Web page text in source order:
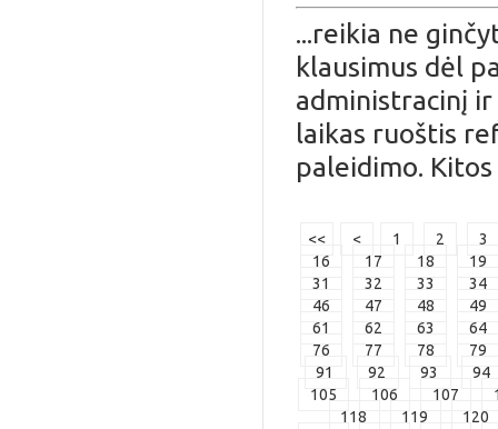
...reikia ne
klausimus dėl
administracinį
laikas ruoštis
paleidimo.
<< < 1 2
3
16
17 18
19
31
32 33
34
46
47 48
49
61
62 63
64
76
77 78
79
91
92 93
94
105
106 107
118
119
120